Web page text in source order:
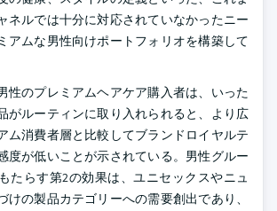
ネルでは十分に対応されていなかったニー
アムな男性向けポートフォリオを構築して
性のプレミアムヘアケア購入者は、いった
がルーティンに取り入れられると、より広
ム消費者層と比較してブランドロイヤルテ
度が低いことが示されている。男性グルー
たらす第2の効果は、ユニセックスやニュ
けの製品カテゴリーへの需要創出であり、